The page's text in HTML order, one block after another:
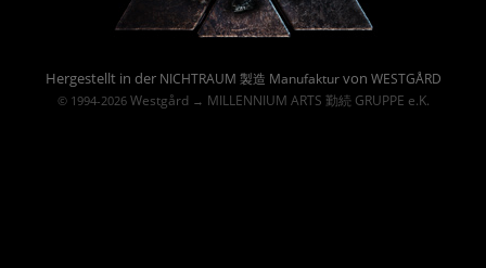
Hergestellt in der NICHTRAUM 製造 Manufakturvon WESTGÅRD
© 1994-2026 Westgård→ MILLENNIUM ARTS 勤続 GRUPPE e.K.